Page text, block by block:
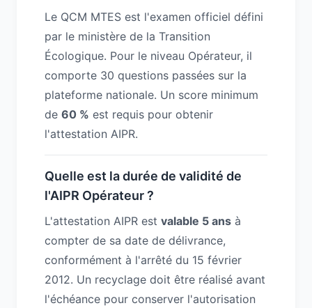
Le QCM MTES est l'examen officiel défini
par le ministère de la Transition
Écologique. Pour le niveau Opérateur, il
comporte 30 questions passées sur la
plateforme nationale. Un score minimum
de 60 % est requis pour obtenir
l'attestation AIPR.
Quelle est la durée de validité de
l'AIPR Opérateur ?
L'attestation AIPR est valable 5 ans à
compter de sa date de délivrance,
conformément à l'arrêté du 15 février
2012. Un recyclage doit être réalisé avant
l'échéance pour conserver l'autorisation